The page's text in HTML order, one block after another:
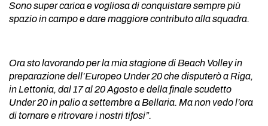
Sono super carica e vogliosa di conquistare sempre più
spazio in campo e dare maggiore contributo alla squadra.
Ora sto lavorando per la mia stagione di Beach Volley in
preparazione dell’Europeo Under 20 che disputerò a Riga,
in Lettonia, dal 17 al 20 Agosto e della finale scudetto
Under 20 in palio a settembre a Bellaria. Ma non vedo l’ora
di tornare e ritrovare i nostri tifosi”.